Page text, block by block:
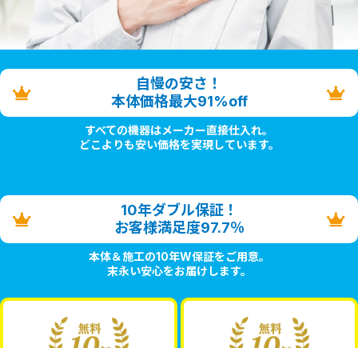
自慢の安さ！
本体価格最大91%off
すべての機器はメーカー直接仕入れ。
どこよりも安い価格を実現しています。
10年ダブル保証！
お客様満足度97.7％
本体＆施工の10年W保証をご用意。
末永い安心をお届けします。